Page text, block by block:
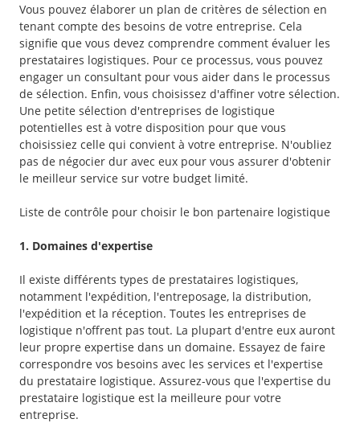
Vous pouvez élaborer un plan de critères de sélection en
tenant compte des besoins de votre entreprise. Cela
signifie que vous devez comprendre comment évaluer les
prestataires logistiques. Pour ce processus, vous pouvez
engager un consultant pour vous aider dans le processus
de sélection. Enfin, vous choisissez d'affiner votre sélection.
Une petite sélection d'entreprises de logistique
potentielles est à votre disposition pour que vous
choisissiez celle qui convient à votre entreprise. N'oubliez
pas de négocier dur avec eux pour vous assurer d'obtenir
le meilleur service sur votre budget limité.
Liste de contrôle pour choisir le bon partenaire logistique
1. Domaines d'expertise
Il existe différents types de prestataires logistiques,
notamment l'expédition, l'entreposage, la distribution,
l'expédition et la réception. Toutes les entreprises de
logistique n'offrent pas tout. La plupart d'entre eux auront
leur propre expertise dans un domaine. Essayez de faire
correspondre vos besoins avec les services et l'expertise
du prestataire logistique. Assurez-vous que l'expertise du
prestataire logistique est la meilleure pour votre
entreprise.